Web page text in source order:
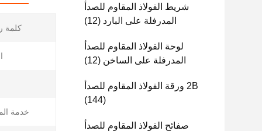
شريط الفولاذ المقاوم للصدأ
المدرفلة على البارد (12)
لوحة الفولاذ المقاوم للصدأ
المدرفلة على الساخن (12)
2B ورقة الفولاذ المقاوم للصدأ
(144)
صفائح الفولاذ المقاوم للصدأ
كلمة
خدمة